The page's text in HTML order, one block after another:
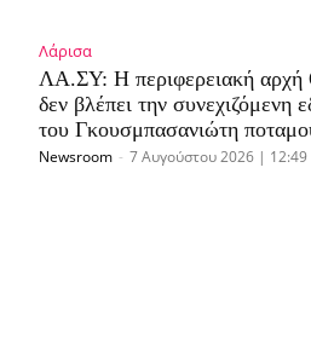
Λάρισα
ΛΑ.ΣΥ: Η περιφερειακή αρχή
δεν βλέπει την συνεχιζόμενη
του Γκουσμπασανιώτη
Newsroom - 7 Αυγούστου 2026 | 12:49